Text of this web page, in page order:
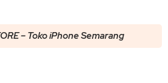
– Toko iPhone Semarang